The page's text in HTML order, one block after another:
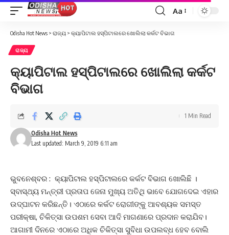
Font
Aa
Odisha Hot News > ରାଜ୍ୟ > କ୍ୟାପିଟାଲ ହସ୍ପିଟାଲରେ ଖୋଲିଲା କର୍କଟ ବିଭାଗ
ରାଜ୍ୟ
କ୍ୟାପିଟାଲ ହସ୍ପିଟାଲରେ ଖୋଲିଲା କର୍କଟ
ବିଭାଗ
Last updated: March 9, 2019 6:11 am
Odisha Hot News
1 Min Read
ଭୁବନେଶ୍ବର : କ୍ୟାପିଟାଲ ହସ୍ପିଟାଲରେ କର୍କଟ ବିଭାଗ ଖୋଲିଛି ।
ସ୍ବାସ୍ଥ୍ୟ ମନ୍ତ୍ରୀ ପ୍ରତାପ ଜେନା ମୁଖ୍ୟ ଅତିଥି ଭାବେ ଯୋଗଦେଇ ଏହାର
ଉଦ୍‌ଘାଟନ କରିଛନ୍ତି। ଏଠାରେ କର୍କଟ ରୋଗୀଙ୍କୁ ଆବଶ୍ୟକ ସମସ୍ତ
ପରୀକ୍ଷା, ଚିକିତ୍ସା ଉପଶମ ସେବା ଆଦି ମାଗଣାରେ ପ୍ରଦାନ କରାଯିବ।
ଆଗାମୀ ଦିନରେ ଏଠାରେ ଅଧିକ ଚିକିତ୍ସା ସୁବିଧା ଉପଲବ୍ଧ ହେବ ବୋଲି